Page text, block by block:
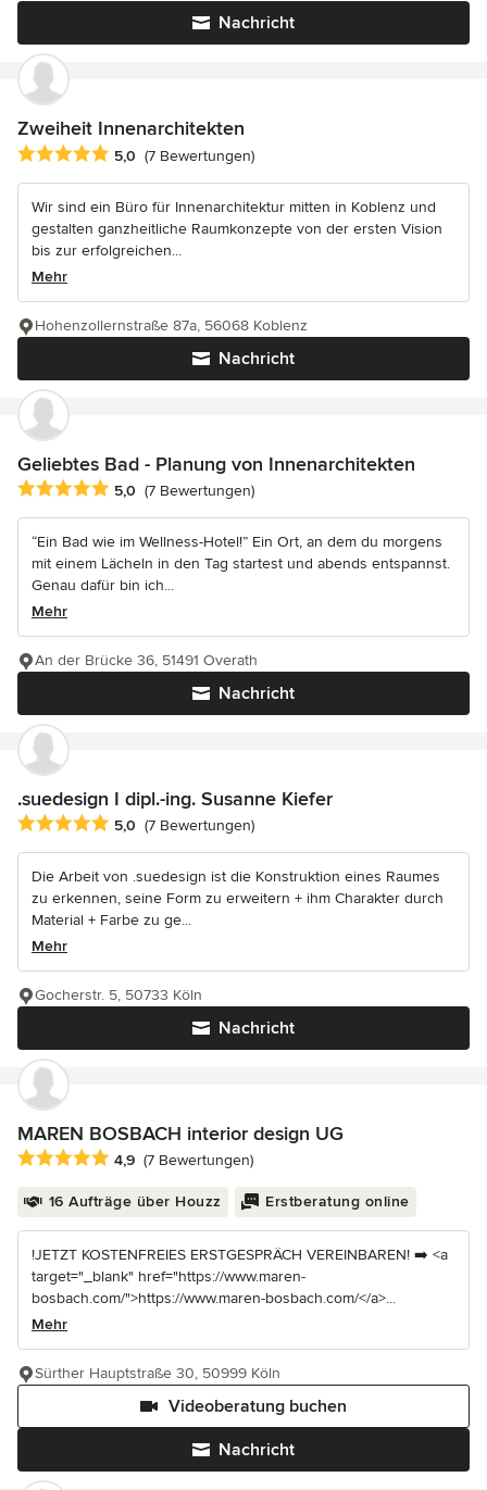
Nachricht
Zweiheit Innenarchitekten
Durchschnittliche Bewertung: 5 von 5 Sternen
5,0 (7 Bewertungen)
Wir sind ein Büro für Innenarchitektur mitten in Koblenz und
gestalten ganzheitliche Raumkonzepte von der ersten Vision
bis zur erfolgreichen...
Mehr
Nachricht
Hohenzollernstraße 87a, 56068 Koblenz
Geliebtes Bad - Planung von Innenarchitekten
Durchschnittliche Bewertung: 5 von 5 Sternen
5,0 (7 Bewertungen)
“Ein Bad wie im Wellness-Hotel!” Ein Ort, an dem du morgens
mit einem Lächeln in den Tag startest und abends entspannst.
Genau dafür bin ich...
Mehr
Nachricht
An der Brücke 36, 51491 Overath
.suedesign I dipl.-ing. Susanne Kiefer
Durchschnittliche Bewertung: 5 von 5 Sternen
5,0 (7 Bewertungen)
Die Arbeit von .suedesign ist die Konstruktion eines Raumes
zu erkennen, seine Form zu erweitern + ihm Charakter durch
Material + Farbe zu ge...
Mehr
Nachricht
Gocherstr. 5, 50733 Köln
MAREN BOSBACH interior design UG
Durchschnittliche Bewertung: 4.9 von 5 Sternen
4,9 (7 Bewertungen)
16 Aufträge über Houzz Erstberatung online
!JETZT KOSTENFREIES ERSTGESPRÄCH VEREINBAREN! ➡️ <a
target="_blank" href="https://www.maren-
bosbach.com/">https://www.maren-bosbach.com/</a>...
Mehr
Nachricht
Videoberatung buchen
Sürther Hauptstraße 30, 50999 Köln